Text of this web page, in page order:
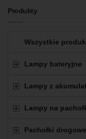
Produkty
Wszystkie
Lampy bateryjne
Lampy z
Lampy na
Pachołki drogowe